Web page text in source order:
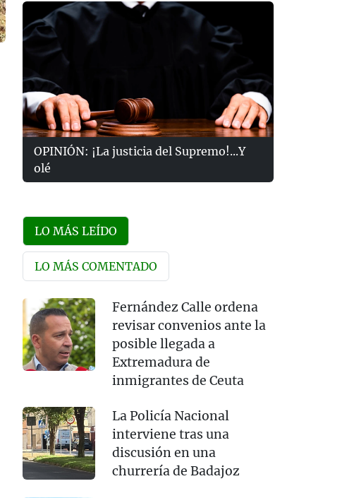
OPINIÓN: ¡La justicia del Supremo!...Y
olé
LO MÁS LEÍDO
LO MÁS COMENTADO
Fernández Calle ordena
revisar convenios ante la
posible llegada a
Extremadura de
inmigrantes de Ceuta
La Policía Nacional
interviene tras una
discusión en una
churrería de Badajoz